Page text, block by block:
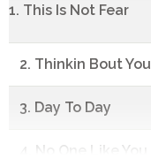
1. This Is Not Fear
2. Thinkin Bout You
3. Day To Day
4. No One Like You